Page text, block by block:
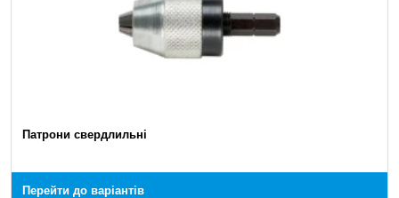
Патрони свердлильні
Перейти до варіантів